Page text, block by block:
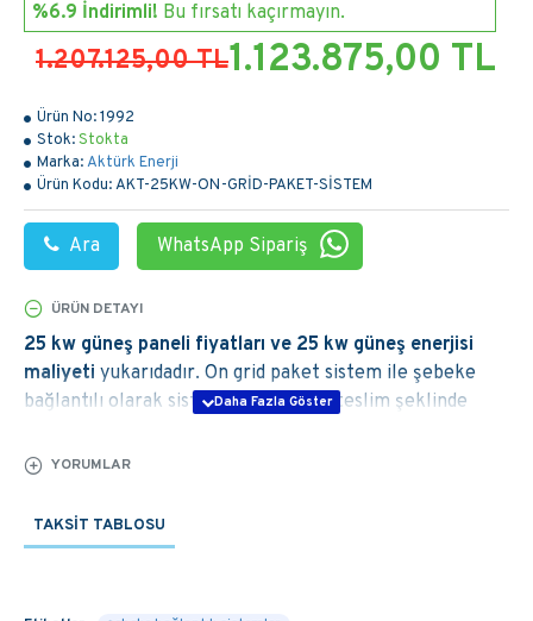
Ürün No:1992
Stok:Stokta
Marka:Aktürk Enerji
Ürün Kodu:AKT-25KW-ON-GRİD-PAKET-SİSTEM
Ara WhatsApp Sipariş
%6.9 İndirimli! Bu fırsatı kaçırmayın.
1.207.125,00 TL1.123.875,00 TL
ÜRÜN DETAYI
25 kw güneş paneli fiyatları ve 25 kw güneş enerjisi
maliyeti yukarıdadır. On grid paket sistem ile şebeke
bağlantılı olarak sisteminizi anahtar teslim şeklinde
yapabilirsiniz. On grid 25 kw güneş paneli sistemi paket
amorti süresini aşağıdaki yazımızda okuyabilir ve detaylı
bilgiye ulaşabilirsiniz.
25 KW Güneş Paneli
YORUMLAR
TAKSIT TABLOSU